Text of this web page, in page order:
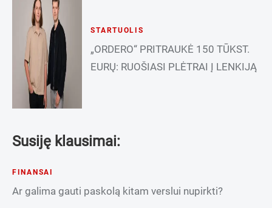
STARTUOLIS
„ORDERO“ PRITRAUKĖ 150 TŪKST.
EURŲ: RUOŠIASI PLĖTRAI Į LENKIJĄ
Susiję klausimai:
FINANSAI
Ar galima gauti paskolą kitam verslui nupirkti?